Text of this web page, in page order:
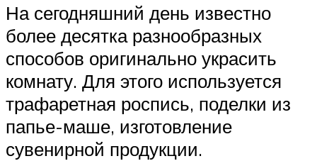
На сегодняшний день известно
более десятка разнообразных
способов оригинально украсить
комнату. Для этого используется
трафаретная роспись, поделки из
папье-маше, изготовление
сувенирной продукции.